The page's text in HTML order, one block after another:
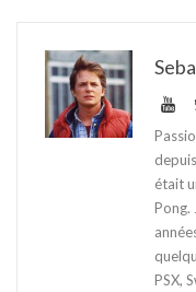
était
Pong.
PSX,